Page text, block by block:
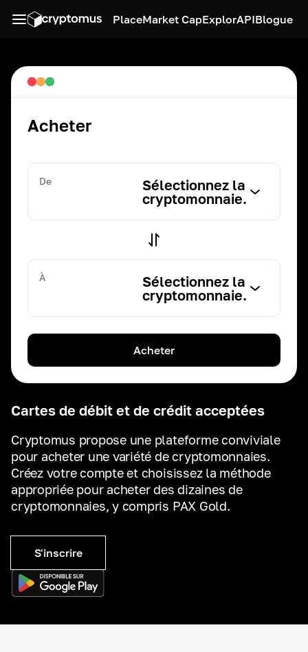
PlaceMarket CapExplorAPIBlogue
Cartes de débit et de crédit acceptées
Cryptomus propose une plateforme conviviale
pour acheter une variété de cryptomonnaies.
Créez votre compte et choisissez la méthode
appropriée pour acheter des dizaines de
cryptomonnaies, y compris PAX Gold.
S'inscrire
Acheter
De
Sélectionnez la
cryptomonnaie.
À
Sélectionnez la
cryptomonnaie.
Acheter